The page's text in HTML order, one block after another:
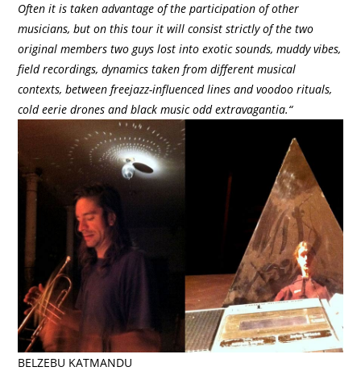
Often it is taken advantage of the participation of other
musicians, but on this tour it will consist strictly of the two
original members two guys lost into exotic sounds, muddy vibes,
field recordings, dynamics taken from different musical
contexts, between freejazz-influenced lines and voodoo rituals,
cold eerie drones and black music odd extravagantia.“
BELZEBU KATMANDU